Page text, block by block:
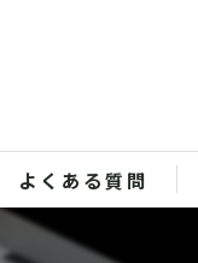
よくある質問